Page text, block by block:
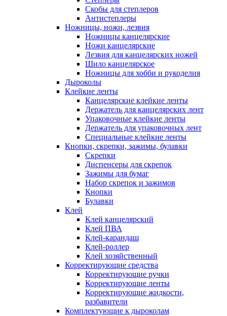
Скобы для степлеров
Антистеплеры
Ножницы, ножи, лезвия
Ножницы канцелярские
Ножи канцелярские
Лезвия для канцелярских ножей
Шило канцелярское
Ножницы для хобби и рукоделия
Дыроколы
Клейкие ленты
Канцелярские клейкие ленты
Держатель для канцелярских лент
Упаковочные клейкие ленты
Держатель для упаковочных лент
Специальные клейкие ленты
Кнопки, скрепки, зажимы, булавки
Скрепки
Диспенсеры для скрепок
Зажимы для бумаг
Набор скрепок и зажимов
Кнопки
Булавки
Клей
Клей канцелярский
Клей ПВА
Клей-карандаш
Клей-роллер
Клей хозяйственный
Корректирующие средства
Корректирующие ручки
Корректирующие ленты
Корректирующие жидкости,
разбавители
Комплектующие к дыроколам